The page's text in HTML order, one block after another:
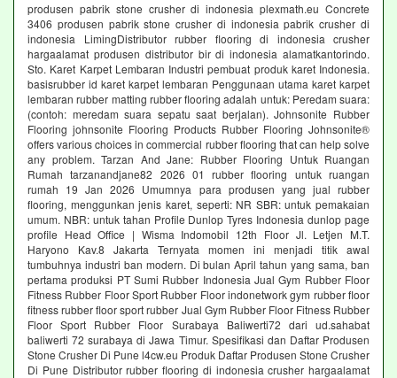
produsen pabrik stone crusher di indonesia plexmath.eu Concrete
3406 produsen pabrik stone crusher di indonesia pabrik crusher di
indonesia LimingDistributor rubber flooring di indonesia crusher
hargaalamat produsen distributor bir di indonesia alamatkantorindo.
Sto. Karet Karpet Lembaran Industri pembuat produk karet Indonesia.
basisrubber id karet karpet lembaran Penggunaan utama karet karpet
lembaran rubber matting rubber flooring adalah untuk: Peredam suara:
(contoh: meredam suara sepatu saat berjalan). Johnsonite Rubber
Flooring johnsonite Flooring Products Rubber Flooring Johnsonite®
offers various choices in commercial rubber flooring that can help solve
any problem. Tarzan And Jane: Rubber Flooring Untuk Ruangan
Rumah tarzanandjane82 2026 01 rubber flooring untuk ruangan
rumah 19 Jan 2026 Umumnya para produsen yang jual rubber
flooring, menggunkan jenis karet, seperti: NR SBR: untuk pemakaian
umum. NBR: untuk tahan Profile Dunlop Tyres Indonesia dunlop page
profile Head Office | Wisma Indomobil 12th Floor Jl. Letjen M.T.
Haryono Kav.8 Jakarta Ternyata momen ini menjadi titik awal
tumbuhnya industri ban modern. Di bulan April tahun yang sama, ban
pertama produksi PT Sumi Rubber Indonesia Jual Gym Rubber Floor
Fitness Rubber Floor Sport Rubber Floor indonetwork gym rubber floor
fitness rubber floor sport rubber Jual Gym Rubber Floor Fitness Rubber
Floor Sport Rubber Floor Surabaya Baliwerti72 dari ud.sahabat
baliwerti 72 surabaya di Jawa Timur. Spesifikasi dan Daftar Produsen
Stone Crusher Di Pune l4cw.eu Produk Daftar Produsen Stone Crusher
Di Pune Distributor rubber flooring di indonesia crusher hargaalamat